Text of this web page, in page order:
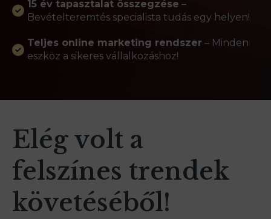
15 év tapasztalat összegzése –
Bevételteremtés specialista tudás egy helyen!
Teljes online marketing rendszer – Minden
eszköz a sikeres vállalkozáshoz!
Elég volt a
felszínes trendek
követéséből!